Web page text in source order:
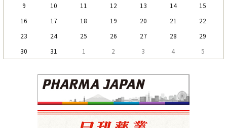
9
10 11 12 13 14
15
16
17 18 19 20 21
22
23
24 25 26 27 28
29
30
31 1 2 3 4 5